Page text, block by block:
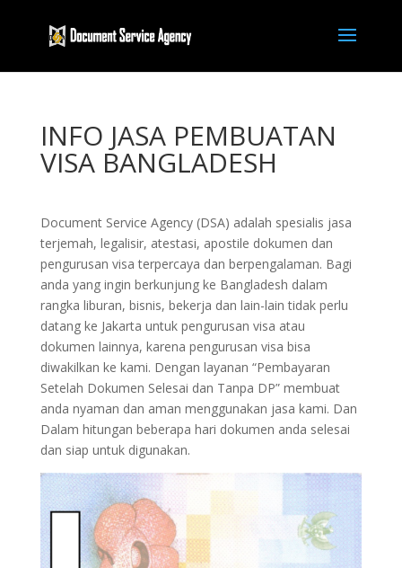
INFO JASA PEMBUATAN
VISA BANGLADESH
Document Service Agency (DSA) adalah spesialis jasa
terjemah, legalisir, atestasi, apostile dokumen dan
pengurusan visa terpercaya dan berpengalaman. Bagi
anda yang ingin berkunjung ke Bangladesh dalam
rangka liburan, bisnis, bekerja dan lain-lain tidak perlu
datang ke Jakarta untuk pengurusan visa atau
dokumen lainnya, karena pengurusan visa bisa
diwakilkan ke kami. Dengan layanan “Pembayaran
Setelah Dokumen Selesai dan Tanpa DP” membuat
anda nyaman dan aman menggunakan jasa kami. Dan
Dalam hitungan beberapa hari dokumen anda selesai
dan siap untuk digunakan.